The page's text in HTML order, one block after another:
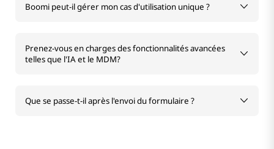
Boomi peut-il gérer mon cas d'utilisation unique ?
Prenez-vous en charges des fonctionnalités avancées
telles que l'IA et le MDM?
Que se passe-t-il après l'envoi du formulaire ?